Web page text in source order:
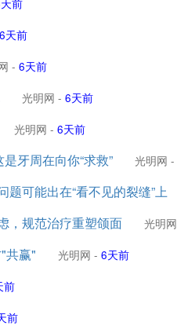
前
6天前
- 6天前
光明网 - 6天前
光明网 - 6天前
牙周在向你“求救” 光明网 -
题可能出在“看不见的裂缝”上
，规范治疗重塑颌面 光明网
共赢" 光明网 - 6天前
前
前